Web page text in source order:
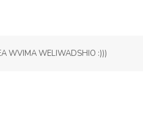
WVIMA WELIWADSHIO :)))